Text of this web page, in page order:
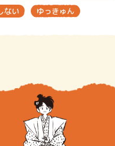
ない
ゆっきゅん